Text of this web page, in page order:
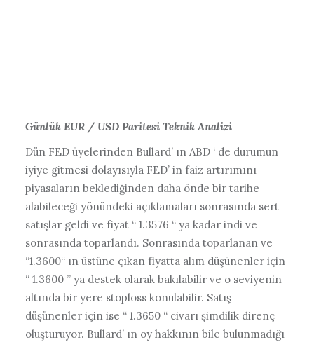
Günlük EUR / USD Paritesi Teknik Analizi
Dün FED üyelerinden Bullard’ ın ABD ‘ de durumun
iyiye gitmesi dolayısıyla FED’ in faiz artırımını
piyasaların beklediğinden daha önde bir tarihe
alabileceği yönündeki açıklamaları sonrasında sert
satışlar geldi ve fiyat “ 1.3576 “ ya kadar indi ve
sonrasında toparlandı. Sonrasında toparlanan ve
“1.3600“ ın üstüne çıkan fiyatta alım düşünenler için
“ 1.3600 ” ya destek olarak bakılabilir ve o seviyenin
altında bir yere stoploss konulabilir. Satış
düşünenler için ise “ 1.3650 “ civarı şimdilik direnç
oluşturuyor. Bullard’ ın oy hakkının bile bulunmadığı